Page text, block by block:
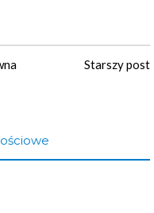
Starszy post